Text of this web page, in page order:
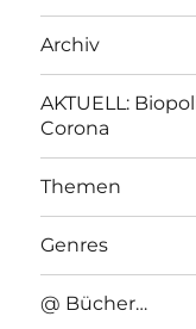
Archiv
AKTUELL:
Corona
Themen
Genres
@ Bücher…